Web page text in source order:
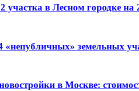
участка в Лесном городке на
земельных
в Москве: